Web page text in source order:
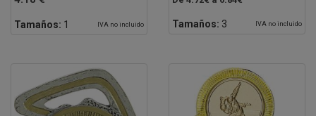
Tamaños: 1 IVA no incluido Tamaños: 3 IVA no incluido